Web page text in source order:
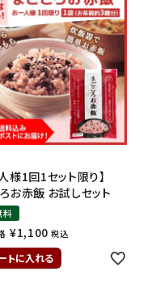
様1回1セット限り】
お赤飯 お試しセット
料
¥1,100 税込
トに入れる